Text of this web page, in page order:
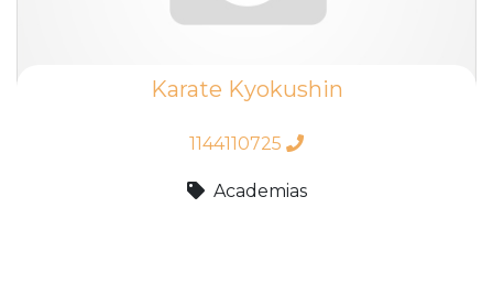
Karate Kyokushin
1144110725
Academias